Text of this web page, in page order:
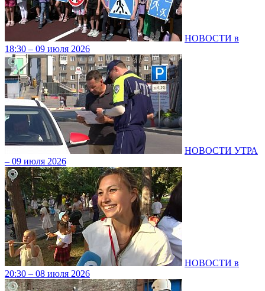
НОВОСТИ в
18:30 – 09 июля 2026
НОВОСТИ УТРА
– 09 июля 2026
НОВОСТИ в
20:30 – 08 июля 2026